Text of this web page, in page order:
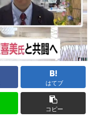
はてブ
コピー